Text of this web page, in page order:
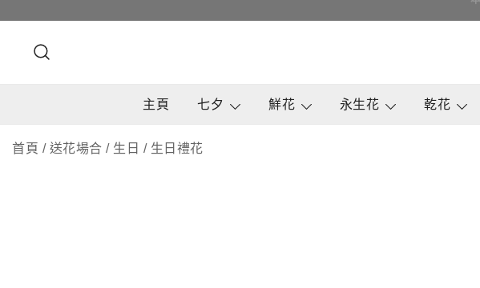
to
主頁 七夕 鮮花 永生花 乾花
首頁 / 送花場合 / 生日 / 生日禮花